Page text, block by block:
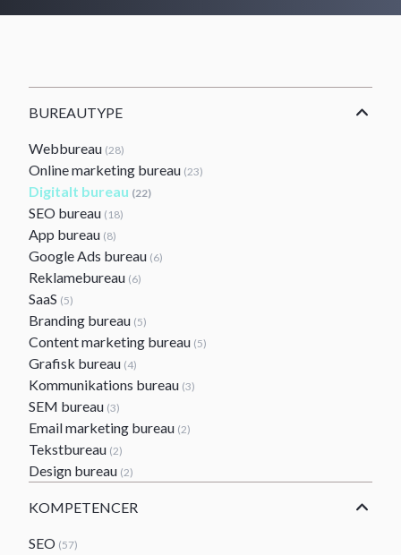
BUREAUTYPE
Webbureau (28)
Online marketing bureau (23)
Digitalt bureau (22)
SEO bureau (18)
App bureau (8)
Google Ads bureau (6)
Reklamebureau (6)
SaaS (5)
Branding bureau (5)
Content marketing bureau (5)
Grafisk bureau (4)
Kommunikations bureau (3)
SEM bureau (3)
Email marketing bureau (2)
Tekstbureau (2)
Design bureau (2)
KOMPETENCER
SEO (57)